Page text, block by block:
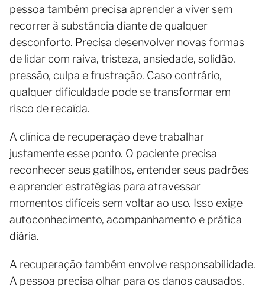
pessoa também precisa aprender a viver sem
recorrer à substância diante de qualquer
desconforto. Precisa desenvolver novas formas
de lidar com raiva, tristeza, ansiedade, solidão,
pressão, culpa e frustração. Caso contrário,
qualquer dificuldade pode se transformar em
risco de recaída.
A clínica de recuperação deve trabalhar
justamente esse ponto. O paciente precisa
reconhecer seus gatilhos, entender seus padrões
e aprender estratégias para atravessar
momentos difíceis sem voltar ao uso. Isso exige
autoconhecimento, acompanhamento e prática
diária.
A recuperação também envolve responsabilidade.
A pessoa precisa olhar para os danos causados,